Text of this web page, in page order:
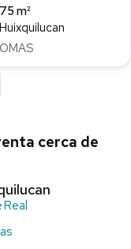
m²
cerca de
Real